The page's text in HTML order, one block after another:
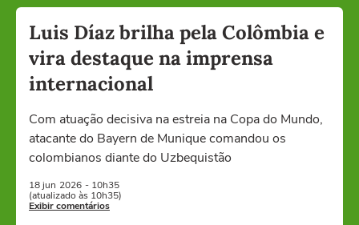
Luis Díaz brilha pela Colômbia e
vira destaque na imprensa
internacional
Com atuação decisiva na estreia na Copa do Mundo,
atacante do Bayern de Munique comandou os
colombianos diante do Uzbequistão
18 jun 2026 - 10h35
(atualizado às 10h35)
Exibir comentários